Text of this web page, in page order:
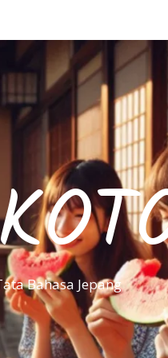
Bahasa Jepang